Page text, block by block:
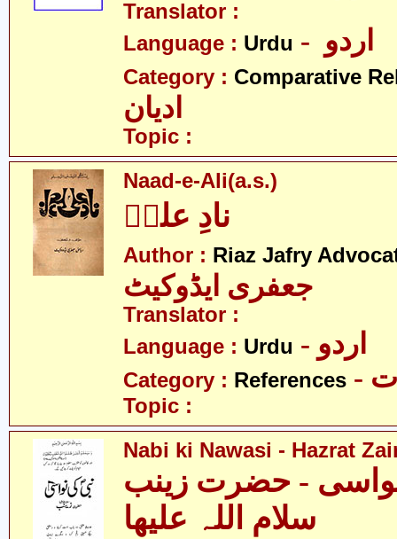
Translator :
Language : Urdu
Category : Comparative
ادیان
Topic :
Naad-e-Ali(a.s.)
نادِ علیؑ
Author : Riaz Jafry
جعفری ایڈوکیٹ
Translator :
Language : Urdu - اردو
Category : References
Topic :
Nabi ki Nawasi - Hazrat
- حضرت زینب